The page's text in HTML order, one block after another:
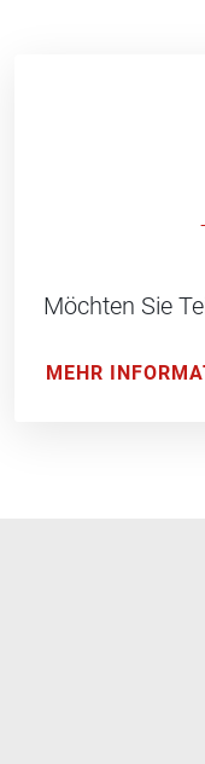
Möchten Sie
MEHR